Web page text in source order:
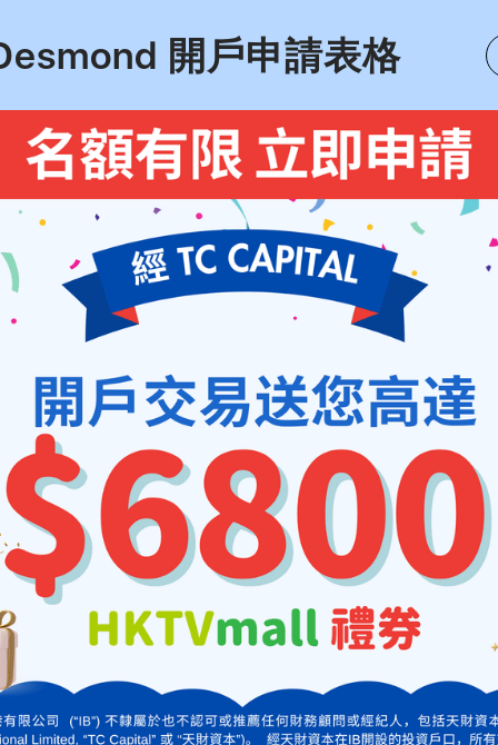
開戶申請表格